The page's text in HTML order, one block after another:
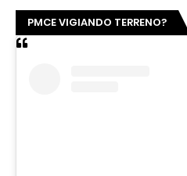
PMCE VIGIANDO TERRENO?